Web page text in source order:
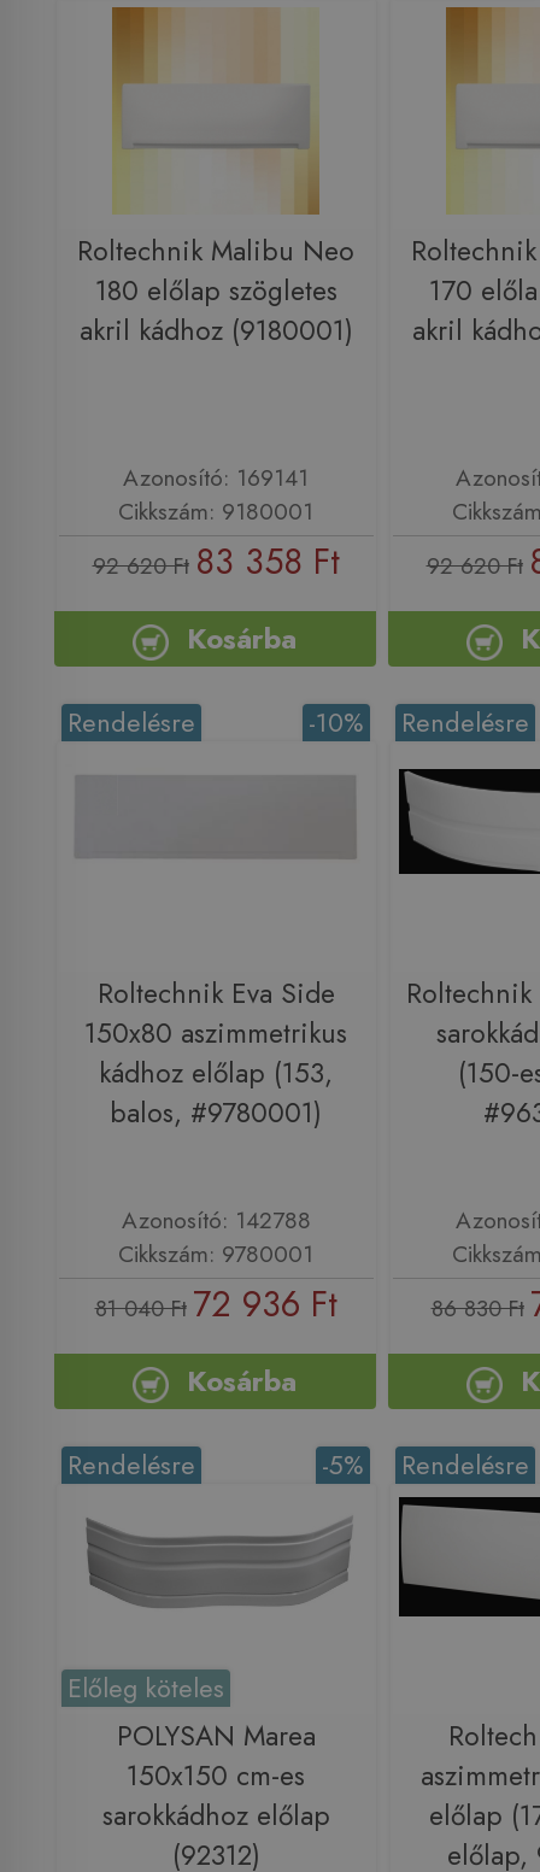
Roltechnik Malibu Neo
180 előlap szögletes
akril kádhoz (9180001)
Azonosító: 169141
Cikkszám: 9180001
92 620 Ft 83 358 Ft
Kosárba
170
akril
92 620 Ft
-10%
Rendelésre
Roltechnik Eva Side
150x80 aszimmetrikus
kádhoz előlap (153,
balos, #9780001)
Azonosító: 142788
Cikkszám: 9780001
81 040 Ft 72 936 Ft
Kosárba
Rendelésre
(150-
86 830 Ft
-5%
Rendelésre
Előleg köteles
POLYSAN Marea
150x150 cm-es
sarokkádhoz előlap
(92312)
Rendelésre
előlap
előlap,